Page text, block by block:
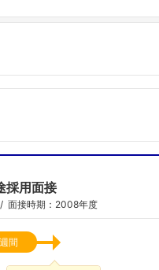
採用面接
面接時期：2008年度
間